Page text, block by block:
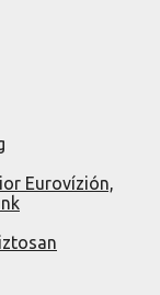
Eurovízión,